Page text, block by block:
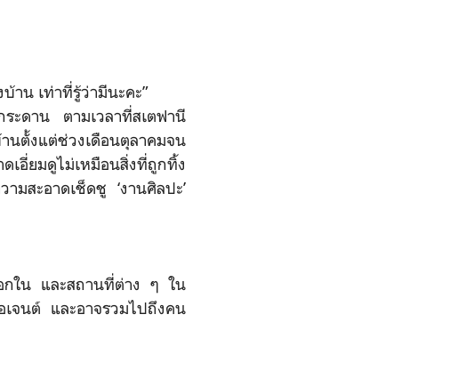
าน เท่าที่รู้ว่ามีนะคะ”
ะดาน ตามเวลาที่สเตฟานี
ตั้งแต่ช่วงเดือนตุลาคมจน
อี่ยมดูไม่เหมือนสิ่งที่ถูกทิ้ง
มสะอาดเช็ดชู ‘งานศิลปะ’
กใน และสถานที่ต่าง ๆ ใน
จนต์ และอาจรวมไปถึงคน